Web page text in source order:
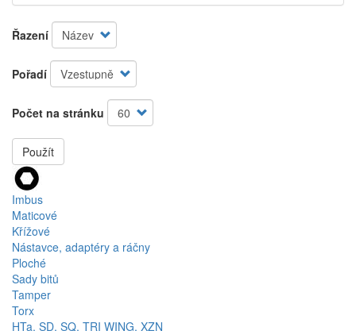
Řazení
Pořadí
Počet na stránku
Použít
Imbus
Maticové
Křížové
Nástavce, adaptéry a ráčny
Ploché
Sady bitů
Tamper
Torx
HTa, SD, SQ, TRI WING, XZN